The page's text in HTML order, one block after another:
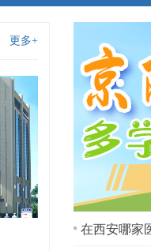
更多+
在西安哪家